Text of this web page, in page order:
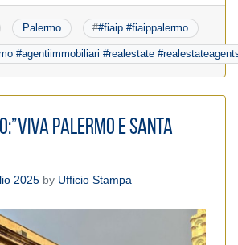
Palermo ##fiaip #fiaippalermo
#agentiimmobiliari #realestate
PALERMO E SANTA
2025 by Ufficio Stampa